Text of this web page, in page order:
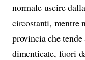
normale uscire
circostanti, mentre
provincia che
dimenticate, fuori